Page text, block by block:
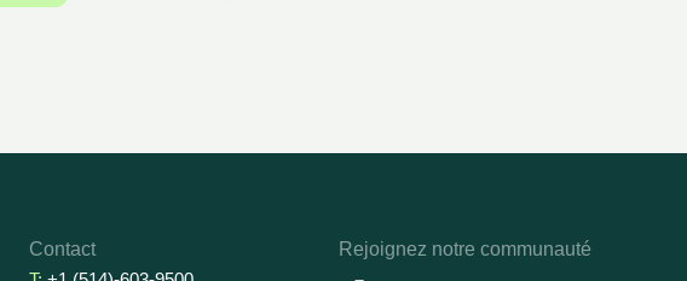
Contact
Rejoignez notre communauté